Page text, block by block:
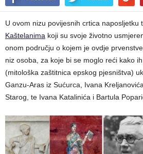
U ovom nizu povijesnih crtica naposljetku
Kaštelanima koji su svoje životno
onom području o kojem je ovdje
niz osoba, za koje bi se moglo reći kako
(mitološka zaštitnica epskog pjesništva)
Ganzu-Aras iz Sućurca, Ivana
Starog, te Ivana Katalinića i Bartula